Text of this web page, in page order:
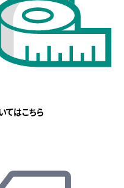
てはこちら